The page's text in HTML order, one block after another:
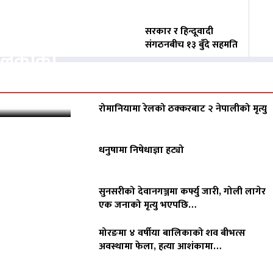
सरकार र हिन्दूवादी
संगठनबीच १३ बुँदे सहमति
रोमानियामा रेलको ठक्करबाट २ नेपालीको मृत्यु
धनुषामा निषेधाज्ञा हट्यो
सुनसरीको देवानगञ्जमा कर्फ्यु जारी, गोली लागेर
एक जनाको मृत्यु भएपछि…
मोरङमा ४ वर्षीया बालिकाको शव बीभत्स
अवस्थामा फेला, हत्या आशंकामा…